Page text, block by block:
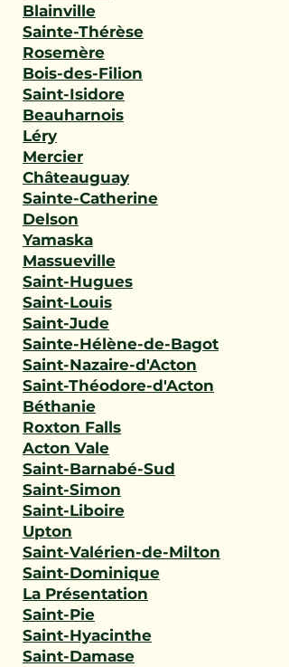
Blainville
Sainte-Thérèse
Rosemère
Bois-des-Filion
Saint-Isidore
Beauharnois
Léry
Mercier
Châteauguay
Sainte-Catherine
Delson
Yamaska
Massueville
Saint-Hugues
Saint-Louis
Saint-Jude
Sainte-Hélène-de-Bagot
Saint-Nazaire-d'Acton
Saint-Théodore-d'Acton
Béthanie
Roxton Falls
Acton Vale
Saint-Barnabé-Sud
Saint-Simon
Saint-Liboire
Upton
Saint-Valérien-de-Milton
Saint-Dominique
La Présentation
Saint-Pie
Saint-Hyacinthe
Saint-Damase